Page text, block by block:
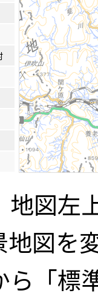
地図左
図を
ら「